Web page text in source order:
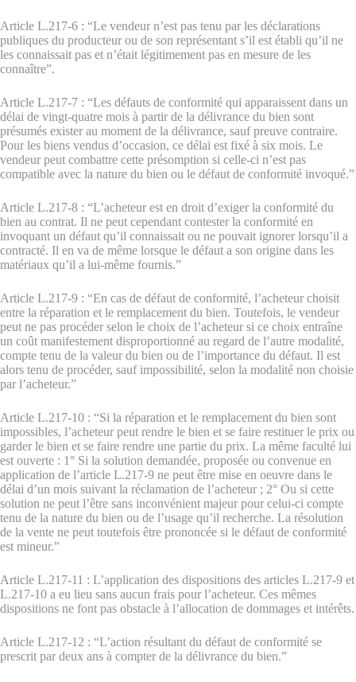
Article L.217-6 : “Le vendeur n’est pas tenu par les déclarations
publiques du producteur ou de son représentant s’il est établi qu’il ne
les connaissait pas et n’était légitimement pas en mesure de les
connaître”.
Article L.217-7 : “Les défauts de conformité qui apparaissent dans un
délai de vingt-quatre mois à partir de la délivrance du bien sont
présumés exister au moment de la délivrance, sauf preuve contraire.
Pour les biens vendus d’occasion, ce délai est fixé à six mois. Le
vendeur peut combattre cette présomption si celle-ci n’est pas
compatible avec la nature du bien ou le défaut de conformité invoqué.”
Article L.217-8 : “L’acheteur est en droit d’exiger la conformité du
bien au contrat. Il ne peut cependant contester la conformité en
invoquant un défaut qu’il connaissait ou ne pouvait ignorer lorsqu’il a
contracté. Il en va de même lorsque le défaut a son origine dans les
matériaux qu’il a lui-même fournis.”
Article L.217-9 : “En cas de défaut de conformité, l’acheteur choisit
entre la réparation et le remplacement du bien. Toutefois, le vendeur
peut ne pas procéder selon le choix de l’acheteur si ce choix entraîne
un coût manifestement disproportionné au regard de l’autre modalité,
compte tenu de la valeur du bien ou de l’importance du défaut. Il est
alors tenu de procéder, sauf impossibilité, selon la modalité non choisie
par l’acheteur.”
Article L.217-10 : “Si la réparation et le remplacement du bien sont
impossibles, l’acheteur peut rendre le bien et se faire restituer le prix ou
garder le bien et se faire rendre une partie du prix. La même faculté lui
est ouverte : 1° Si la solution demandée, proposée ou convenue en
application de l’article L.217-9 ne peut être mise en oeuvre dans le
délai d’un mois suivant la réclamation de l’acheteur ; 2° Ou si cette
solution ne peut l’être sans inconvénient majeur pour celui-ci compte
tenu de la nature du bien ou de l’usage qu’il recherche. La résolution
de la vente ne peut toutefois être prononcée si le défaut de conformité
est mineur.”
Article L.217-11 : L’application des dispositions des articles L.217-9 et
L.217-10 a eu lieu sans aucun frais pour l’acheteur. Ces mêmes
dispositions ne font pas obstacle à l’allocation de dommages et intérêts.
Article L.217-12 : “L’action résultant du défaut de conformité se
prescrit par deux ans à compter de la délivrance du bien.”